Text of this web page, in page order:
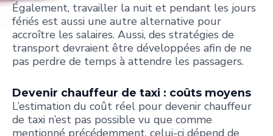
Également, travailler la nuit et pendant les jours
fériés est aussi une autre alternative pour
accroître les salaires. Aussi, des stratégies de
transport devraient être développées afin de ne
pas perdre de temps à attendre les passagers.
Devenir chauffeur de taxi : coûts moyens
L’estimation du coût réel pour devenir chauffeur
de taxi n’est pas possible vu que comme
mentionné précédemment, celui-ci dépend de